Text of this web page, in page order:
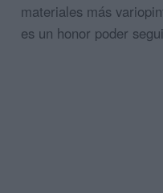
materiales más
es un honor poder